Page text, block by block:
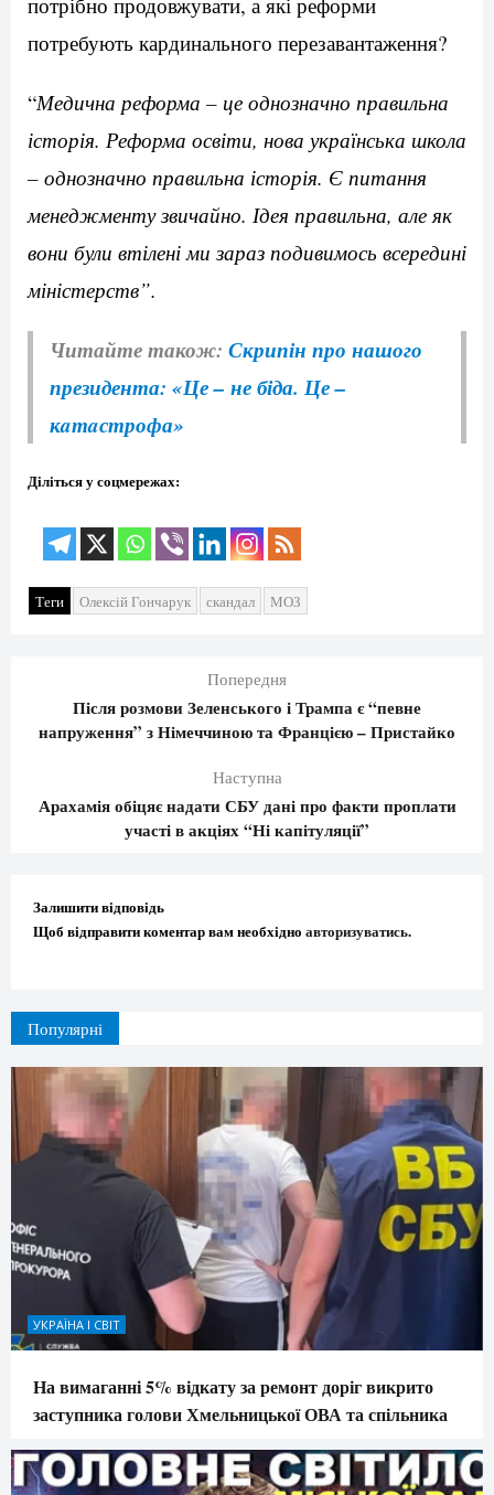
потребують кардинального перезавантаження?
“Медична реформа – це однозначно правильна
історія. Реформа освіти, нова українська школа
– однозначно правильна історія. Є питання
менеджменту звичайно. Ідея правильна, але як
вони були втілені ми зараз подивимось всередині
міністерств”.
Читайте також: Скрипін про нашого
президента: «Це – не біда. Це –
кaтaстрофа»
Діліться у соцмережах:
Теги Олексій Гончарук скандал МОЗ
Попередня
Після розмови Зеленського і Трампа є “певне
напруження” з Німеччиною та Францією – Пристайко
Наступна
Арахамія обіцяє надати СБУ дані про факти проплати
участі в акціях “Ні капітуляції”
Залишити відповідь
Щоб відправити коментар вам необхідно авторизуватись.
Популярні
УКРАЇНА І СВІТ
На вимаганні 5% відкату за ремонт доріг викрито
заступника голови Хмельницької ОВА та спільника